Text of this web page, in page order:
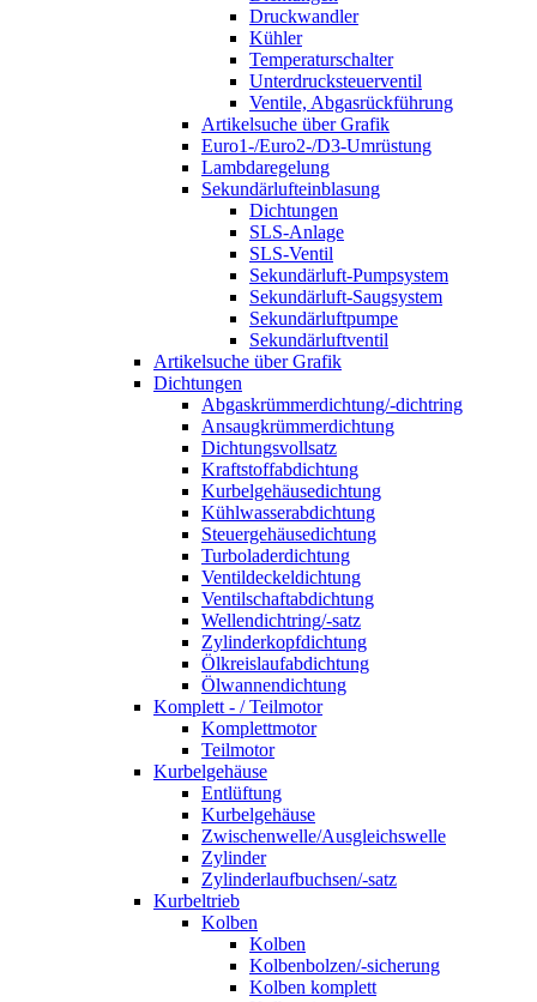
Druckwandler
Kühler
Temperaturschalter
Unterdrucksteuerventil
Ventile, Abgasrückführung
Artikelsuche über Grafik
Euro1-/Euro2-/D3-Umrüstung
Lambdaregelung
Sekundärlufteinblasung
Dichtungen
SLS-Anlage
SLS-Ventil
Sekundärluft-Pumpsystem
Sekundärluft-Saugsystem
Sekundärluftpumpe
Sekundärluftventil
Artikelsuche über Grafik
Dichtungen
Abgaskrümmerdichtung/-dichtring
Ansaugkrümmerdichtung
Dichtungsvollsatz
Kraftstoffabdichtung
Kurbelgehäusedichtung
Kühlwasserabdichtung
Steuergehäusedichtung
Turboladerdichtung
Ventildeckeldichtung
Ventilschaftabdichtung
Wellendichtring/-satz
Zylinderkopfdichtung
Ölkreislaufabdichtung
Ölwannendichtung
Komplett - / Teilmotor
Komplettmotor
Teilmotor
Kurbelgehäuse
Entlüftung
Kurbelgehäuse
Zwischenwelle/Ausgleichswelle
Zylinder
Zylinderlaufbuchsen/-satz
Kurbeltrieb
Kolben
Kolben
Kolbenbolzen/-sicherung
Kolben komplett